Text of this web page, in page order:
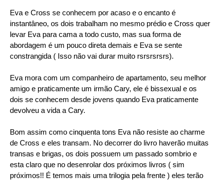
Eva e Cross se conhecem por acaso e o encanto é
instantâneo, os dois trabalham no mesmo prédio e Cross quer
levar Eva para cama a todo custo, mas sua forma de
abordagem é um pouco direta demais e Eva se sente
constrangida ( Isso não vai durar muito rsrsrsrsrs).
Eva mora com um companheiro de apartamento, seu melhor
amigo e praticamente um irmão Cary, ele é bissexual e os
dois se conhecem desde jovens quando Eva praticamente
devolveu a vida a Cary.
Bom assim como cinquenta tons Eva não resiste ao charme
de Cross e eles transam. No decorrer do livro haverão muitas
transas e brigas, os dois possuem um passado sombrio e
esta claro que no desenrolar dos próximos livros ( sim
próximos!! É temos mais uma trilogia pela frente ) eles terão